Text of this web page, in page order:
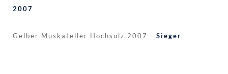
2007
Gelber Muskateller Hochsulz 2007 - Sieger